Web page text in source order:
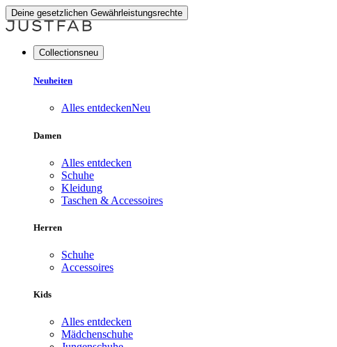
Deine gesetzlichen Gewährleistungsrechte
Collectionsneu
Neuheiten
Alles entdeckenNeu
Damen
Alles entdecken
Schuhe
Kleidung
Taschen & Accessoires
Herren
Schuhe
Accessoires
Kids
Alles entdecken
Mädchenschuhe